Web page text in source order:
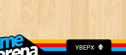
УВЕРХ